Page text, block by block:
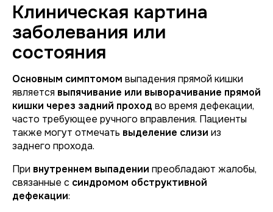
Клиническая картина
заболевания или
состояния
Основным симптомом выпадения прямой кишки
является выпячивание или выворачивание прямой
кишки через задний проход во время дефекации,
часто требующее ручного вправления. Пациенты
также могут отмечать выделение слизи из
заднего прохода.
При внутреннем выпадении преобладают жалобы,
связанные с синдромом обструктивной
дефекации: